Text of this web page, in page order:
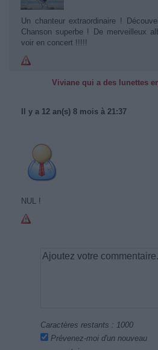
Un chanteur extraordinaire !
Chanson superbe ! De merveilleux
voir en concert !!!!!
Viviane qui a des lunettes
Il y a 12 an(s) 8 mois à 21:37
NUL !
Caractères restants : 1000
Prévenez-moi d'un nouveau